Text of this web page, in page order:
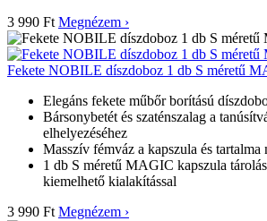
3 990 Ft Megnézem ›
Fekete NOBILE díszdoboz 1 db S méretű
Elegáns fekete műbőr borítású
Bársonybetét és szaténszalag a
elhelyezéséhez
Masszív fémváz a kapszula és
1 db S méretű MAGIC kapszula
kiemelhető kialakítással
3 990 Ft Megnézem ›